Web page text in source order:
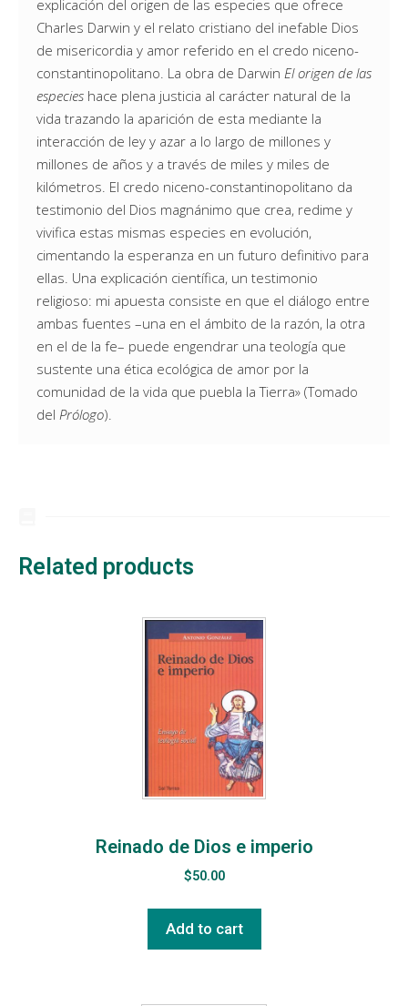
explicación del origen de las especies que ofrece
Charles Darwin y el relato cristiano del inefable Dios
de misericordia y amor referido en el credo niceno-
constantinopolitano. La obra de Darwin El origen de las
especies hace plena justicia al carácter natural de la
vida trazando la aparición de esta mediante la
interacción de ley y azar a lo largo de millones y
millones de años y a través de miles y miles de
kilómetros. El credo niceno-constantinopolitano da
testimonio del Dios magnánimo que crea, redime y
vivifica estas mismas especies en evolución,
cimentando la esperanza en un futuro definitivo para
ellas. Una explicación científica, un testimonio
religioso: mi apuesta consiste en que el diálogo entre
ambas fuentes –una en el ámbito de la razón, la otra
en el de la fe– puede engendrar una teología que
sustente una ética ecológica de amor por la
comunidad de la vida que puebla la Tierra» (Tomado
del Prólogo).
Related products
Reinado de Dios e imperio
$50.00
Add to cart